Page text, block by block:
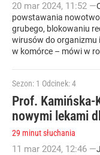
20 mar 2024, 11:52 —
powstawania
grubego, blokowaniu
wirusów do organizmu
w komórce – mówi w
Sezon: 1 Odcinek: 4
Prof. Kamińska-
nowymi lekami
29 minut słuchania
11 mar 2024, 12:46 —